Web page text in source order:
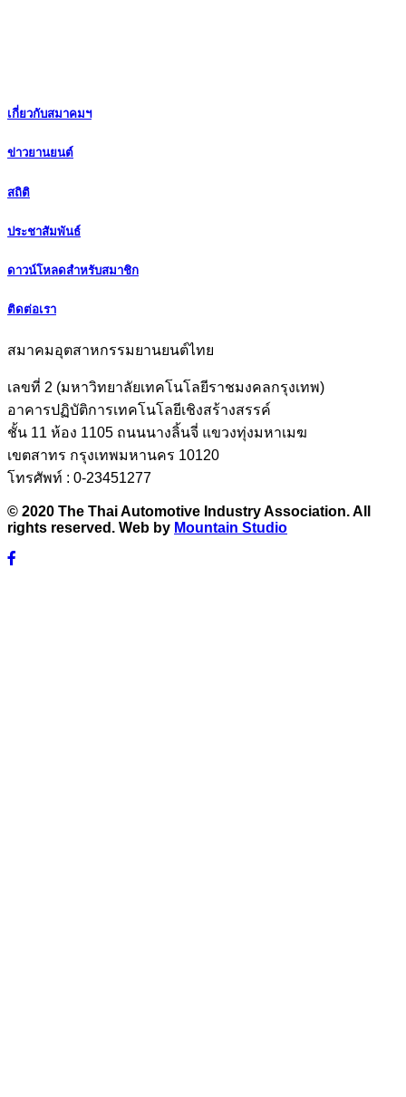
เกี่ยวกับสมาคมฯ
ข่าวยานยนต์
สถิติ
ประชาสัมพันธ์
ดาวน์โหลดสำหรับสมาชิก
ติดต่อเรา
สมาคมอุตสาหกรรมยานยนต์ไทย
เลขที่ 2 (มหาวิทยาลัยเทคโนโลยีราชมงคลกรุงเทพ)
อาคารปฏิบัติการเทคโนโลยีเชิงสร้างสรรค์
ชั้น 11 ห้อง 1105 ถนนนางลิ้นจี่ แขวงทุ่งมหาเมฆ
เขตสาทร กรุงเทพมหานคร 10120
โทรศัพท์ : 0-23451277
© 2020 The Thai Automotive Industry Association. All
rights reserved. Web by Mountain Studio